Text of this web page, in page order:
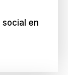
en